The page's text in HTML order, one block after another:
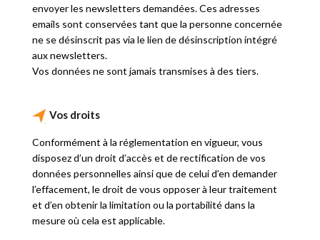
envoyer les newsletters demandées. Ces adresses
emails sont conservées tant que la personne concernée
ne se désinscrit pas via le lien de désinscription intégré
aux newsletters.
Vos données ne sont jamais transmises à des tiers.
Vos droits
Conformément à la réglementation en vigueur, vous
disposez d’un droit d’accès et de rectification de vos
données personnelles ainsi que de celui d’en demander
l’effacement, le droit de vous opposer à leur traitement
et d’en obtenir la limitation ou la portabilité dans la
mesure où cela est applicable.